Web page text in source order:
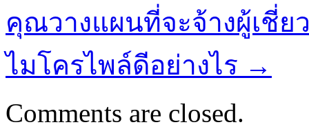
คุณวางแผนที่จะจ้างผู้เชี่ย
ไมโครไพล์ดีอย่างไร →
Comments are closed.